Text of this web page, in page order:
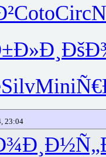
CotoCirc
SilvMini
23:04